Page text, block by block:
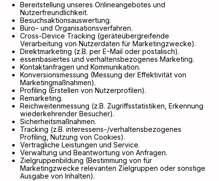
Bereitstellung unseres Onlineangebotes und
Nutzerfreundlichkeit.
Besuchsaktionsauswertung.
Büro- und Organisationsverfahren.
Cross-Device Tracking (geräteübergreifende
Verarbeitung von Nutzerdaten für Marketingzwecke).
Direktmarketing (z.B. per E-Mail oder postalisch).
essenbasiertes und verhaltensbezogenes Marketing.
Kontaktanfragen und Kommunikation.
Konversionsmessung (Messung der Effektivität von
Marketingmaßnahmen).
Profiling (Erstellen von Nutzerprofilen).
Remarketing.
Reichweitenmessung (z.B. Zugriffsstatistiken, Erkennung
wiederkehrender Besucher).
Sicherheitsmaßnahmen.
Tracking (z.B. interessens-/verhaltensbezogenes
Profiling, Nutzung von Cookies).
Vertragliche Leistungen und Service.
Verwaltung und Beantwortung von Anfragen.
Zielgruppenbildung (Bestimmung von für
Marketingzwecke relevanten Zielgruppen oder sonstige
Ausgabe von Inhalten).